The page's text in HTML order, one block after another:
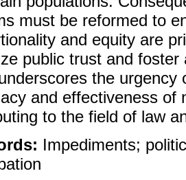
must be reformed to
and equity are
public trust and
the
and effectiveness of
to the field of law
Impediments;